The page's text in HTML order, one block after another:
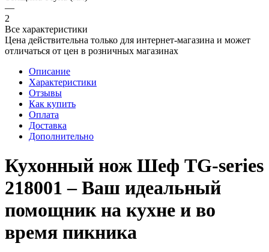
—
2
Все характеристики
Цена действительна только для интернет-магазина и может
отличаться от цен в розничных магазинах
Описание
Характеристики
Отзывы
Как купить
Оплата
Доставка
Дополнительно
Кухонный нож Шеф TG-series
218001 – Ваш идеальный
помощник на кухне и во
время пикника